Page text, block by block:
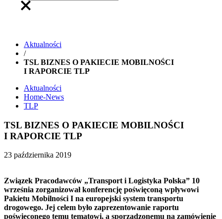
Aktualności
/
TSL BIZNES O PAKIECIE MOBILNOŚCI
I RAPORCIE TLP
Aktualności
Home-News
TLP
TSL BIZNES O PAKIECIE MOBILNOŚCI
I RAPORCIE TLP
23 października 2019
Związek Pracodawców „Transport i Logistyka Polska” 10
września zorganizował konferencję poświęconą wpływowi
Pakietu Mobilności I na europejski system transportu
drogowego. Jej celem było zaprezentowanie raportu
poświęconego temu tematowi, a sporządzonemu na zamówienie